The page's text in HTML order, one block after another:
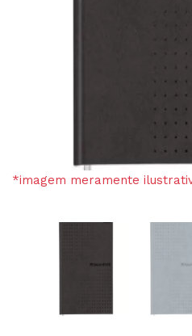
*imagem meramente